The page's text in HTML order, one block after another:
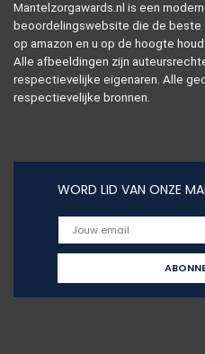
Mantelzorgawards.nl is een
beoordelingswebsite die de beste
op amazon en u op de hoogte
Alle afbeeldingen zijn
respectievelijke eigenaren. Alle
respectievelijke bronnen.
WORD LID VAN ONZE